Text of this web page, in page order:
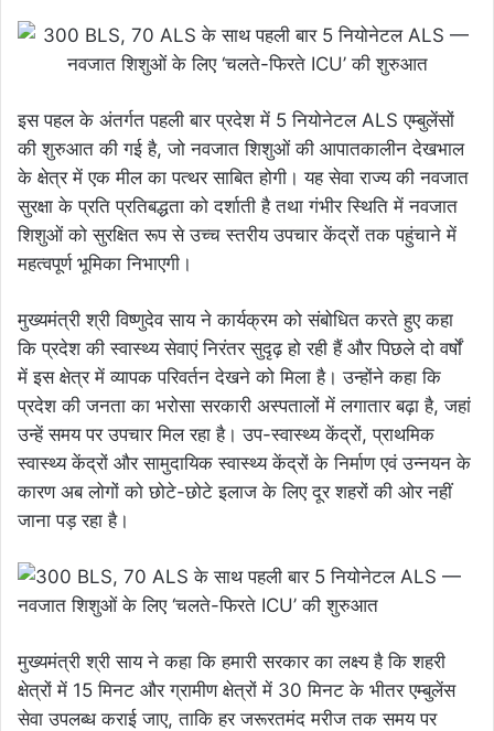
इस पहल के अंतर्गत पहली बार प्रदेश में 5 नियोनेटल ALS एम्बुलेंसों
की शुरुआत की गई है, जो नवजात शिशुओं की आपातकालीन देखभाल
के क्षेत्र में एक मील का पत्थर साबित होगी। यह सेवा राज्य की नवजात
सुरक्षा के प्रति प्रतिबद्धता को दर्शाती है तथा गंभीर स्थिति में नवजात
शिशुओं को सुरक्षित रूप से उच्च स्तरीय उपचार केंद्रों तक पहुंचाने में
महत्वपूर्ण भूमिका निभाएगी।
मुख्यमंत्री श्री विष्णुदेव साय ने कार्यक्रम को संबोधित करते हुए कहा
कि प्रदेश की स्वास्थ्य सेवाएं निरंतर सुदृढ़ हो रही हैं और पिछले दो वर्षों
में इस क्षेत्र में व्यापक परिवर्तन देखने को मिला है। उन्होंने कहा कि
प्रदेश की जनता का भरोसा सरकारी अस्पतालों में लगातार बढ़ा है, जहां
उन्हें समय पर उपचार मिल रहा है। उप-स्वास्थ्य केंद्रों, प्राथमिक
स्वास्थ्य केंद्रों और सामुदायिक स्वास्थ्य केंद्रों के निर्माण एवं उन्नयन के
कारण अब लोगों को छोटे-छोटे इलाज के लिए दूर शहरों की ओर नहीं
जाना पड़ रहा है।
मुख्यमंत्री श्री साय ने कहा कि हमारी सरकार का लक्ष्य है कि शहरी
क्षेत्रों में 15 मिनट और ग्रामीण क्षेत्रों में 30 मिनट के भीतर एम्बुलेंस
सेवा उपलब्ध कराई जाए, ताकि हर जरूरतमंद मरीज तक समय पर